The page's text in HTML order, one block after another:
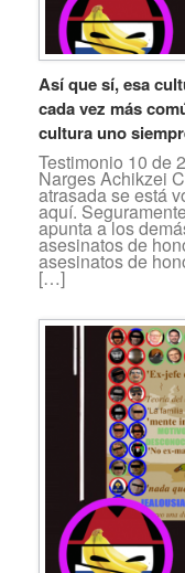
Así que sí, esa
cada vez más
cultura uno
Testimonio 10 de
Narges Achikzei
atrasada se está
aquí.
apunta a los
asesinatos de
asesinatos de
[…]